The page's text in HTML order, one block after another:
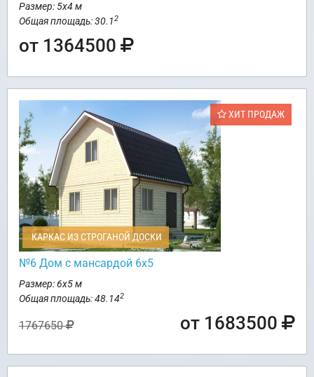
Размер: 5х4 м
Общая площадь: 30.12
от 1364500
ХИТ ПРОДАЖ
КАРКАС ИЗ СТРОГАНОЙ ДОСКИ
№6 Дом с мансардой 6х5
Размер: 6х5 м
Общая площадь: 48.142
1767650 от 1683500